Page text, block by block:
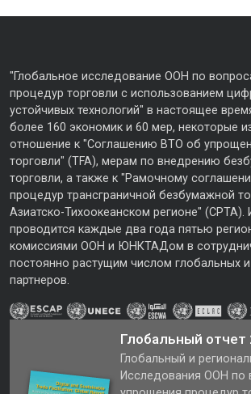
"Глобальное исследование ООН по
процедур торговли с использованием
устойчивых технологий" в настоящее
более 160 экономик и 60 мер, некоторые
отношение к "Соглашению ВТО об
торговли" (TFA), мерам по внедрению
торговли, а также к "Рамочному
процедур трансграничной безбумажной
Азиатско-Тихоокеанском регионе" (CPTA).
проводится каждые два года пятью
комиссиями ООН и ЮНКТАДом в
постоянно растущим числом глобальных
партнеров.
Глобальный отчет
Глобальный и
Исследования ООН по